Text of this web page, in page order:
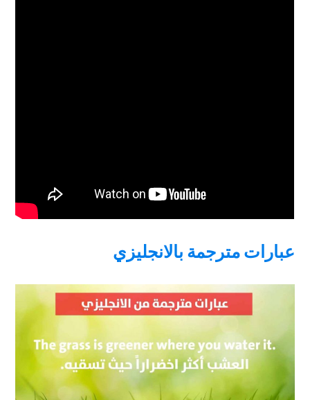
عبارات مترجمة بالانجليزي